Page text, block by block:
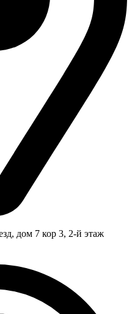
дом 7 кор 3, 2-й этаж